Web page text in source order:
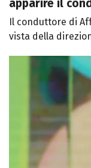
apparire il
Il conduttore di
vista della